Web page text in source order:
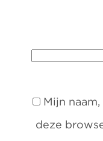
Mijn
deze